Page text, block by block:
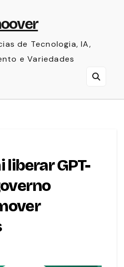
de Tecnologia, IA,
e Variedades
liberar GPT-